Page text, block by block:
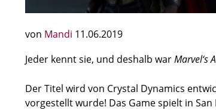
von Mandi 11.06.2019
Jeder kennt sie, und deshalb warMarvel‘s
Der Titel wird von Crystal Dynamics
vorgestellt wurde! Das Game spielt in